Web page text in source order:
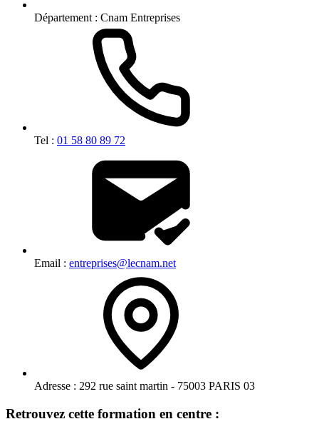
Département : Cnam Entreprises
Tel : 01 58 80 89 72
Email : entreprises@lecnam.net
Adresse : 292 rue saint martin - 75003 PARIS 03
Retrouvez cette formation en centre :